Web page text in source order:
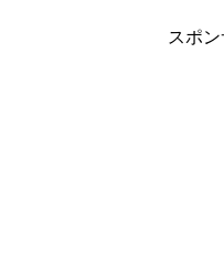
スポ